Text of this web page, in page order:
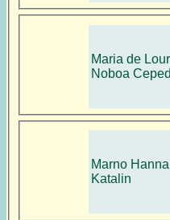
Maria de
Noboa
Marno Hanna
Katalin